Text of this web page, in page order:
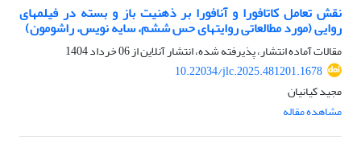
نقش تعامل کاتافورا و آنافورا بر ذهنیت باز و بسته در فیلمهای
روایی (مورد مطالعاتی روایتهای حس ششم، سایه نویس، راشومون)
مقالات آماده انتشار، پذیرفته شده، انتشار آنلاین از06 خرداد 1404
10.22034/jlc.2025.481201.1678
مجید کیانیان
مشاهده مقاله